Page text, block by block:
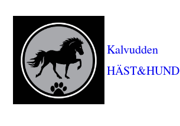
Kalvudden
HÄST&HUND